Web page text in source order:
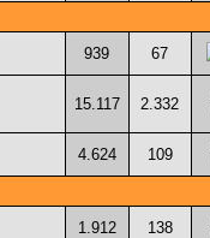
939 67
15.117 2.332
4.624 109
1.912 138